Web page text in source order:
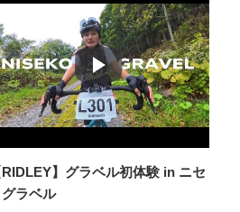
RIDLEY】グラベル初体験 in ニセ
グラベル